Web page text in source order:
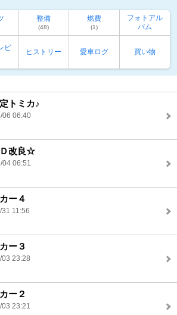
整備
(48)
燃費
(1)
フォトアル
バム
ビ
ヒストリー 愛車ログ 買い物
トミカ♪
06 06:40
改良☆
04 06:51
ー４
31 11:56
ー３
03 23:28
ー２
03 23:21